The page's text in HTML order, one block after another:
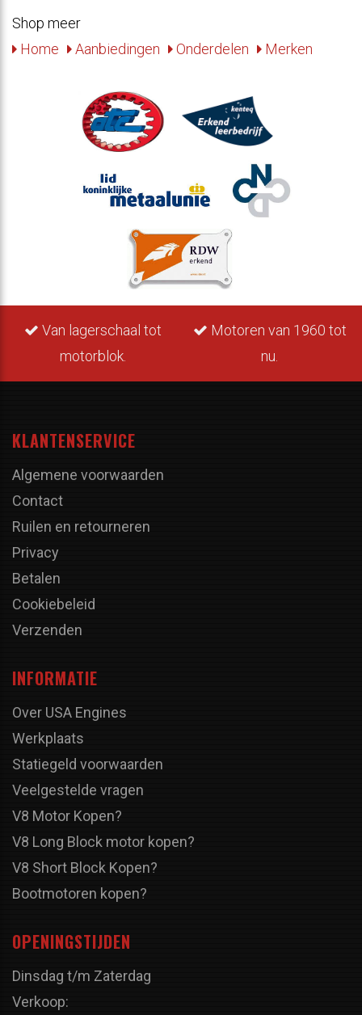
Shop meer
Home
Aanbiedingen Onderdelen Merken
Van lagerschaal tot
motorblok.
Motoren van 1960 tot
nu.
KLANTENSERVICE
Algemene voorwaarden
Contact
Ruilen en retourneren
Privacy
Betalen
Cookiebeleid
Verzenden
INFORMATIE
Over USA Engines
Werkplaats
Statiegeld voorwaarden
Veelgestelde vragen
V8 Motor Kopen?
V8 Long Block motor kopen?
V8 Short Block Kopen?
Bootmotoren kopen?
OPENINGSTIJDEN
Dinsdag t/m Zaterdag
Verkoop: